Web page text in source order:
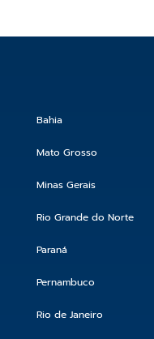
Bahia
Mato Grosso
Minas Gerais
Rio Grande do Norte
Paraná
Pernambuco
Rio de Janeiro